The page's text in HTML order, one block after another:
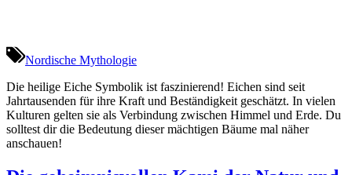
Nordische Mythologie
Die heilige Eiche Symbolik ist faszinierend! Eichen sind seit
Jahrtausenden für ihre Kraft und Beständigkeit geschätzt. In vielen
Kulturen gelten sie als Verbindung zwischen Himmel und Erde. Du
solltest dir die Bedeutung dieser mächtigen Bäume mal näher
anschauen!